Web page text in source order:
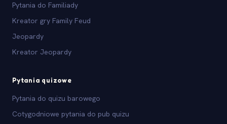
Pytania do Familiady
Kreator gry Family Feud
Jeopardy
Kreator Jeopardy
Pytania quizowe
Pytania do quizu barowego
Cotygodniowe pytania do pub quizu